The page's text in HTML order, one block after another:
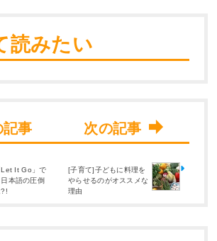
読みたい
Let It Go」で
本語の圧倒
[子育て]子どもに料理を
やらせるのがオススメな
理由